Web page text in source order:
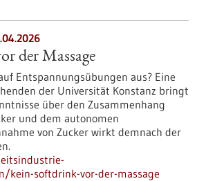
der Massage
Entspannungsübungen aus? Eine
der Universität Konstanz bringt
über den Zusammenhang
und dem autonomen
von Zucker wirkt demnach der
kein-softdrink-vor-der-massage